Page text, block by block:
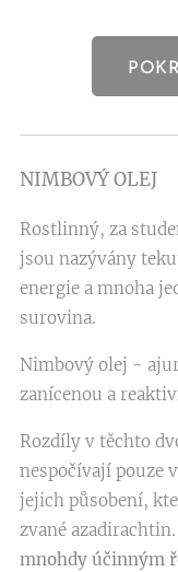
NIMBOVÝ OLEJ
Rostlinný, za
jsou nazývány
energie a mnoha
surovina.
Nimbový olej -
zanícenou a
Rozdíly v těchto
nespočívají pouze
jejich působení,
zvané
mnohdy účinným